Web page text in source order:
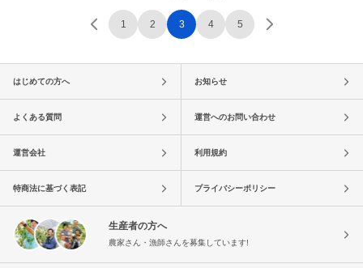
1 2 3 4 5
はじめての方へ お知らせ
よくある質問 運営へのお問い合わせ
運営会社 利用規約
特商法に基づく表記 プライバシーポリシー
生産者の方へ
農家さん・漁師さんを募集しています!